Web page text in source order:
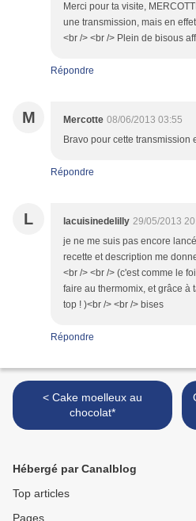
Merci pour ta visite,
une transmission, mais en
<br /> <br /> Plein de bisous
Répondre
M Mercotte 08/06/2013 03:55
Bravo pour cette transmission
Répondre
L lacuisinedelilly 29/05/2013
je ne me suis pas encore
recette et description me
<br /> <br /> (c'est comme le
faire au thermomix, et grâce à
top ! )<br /> <br /> bises
Répondre
< Cake moelleux au
chocolat*
Hébergé par Canalblog
Top articles
Pages